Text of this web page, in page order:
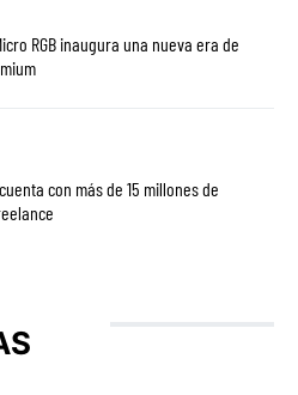
RGB inaugura una nueva era de
con más de 15 millones de